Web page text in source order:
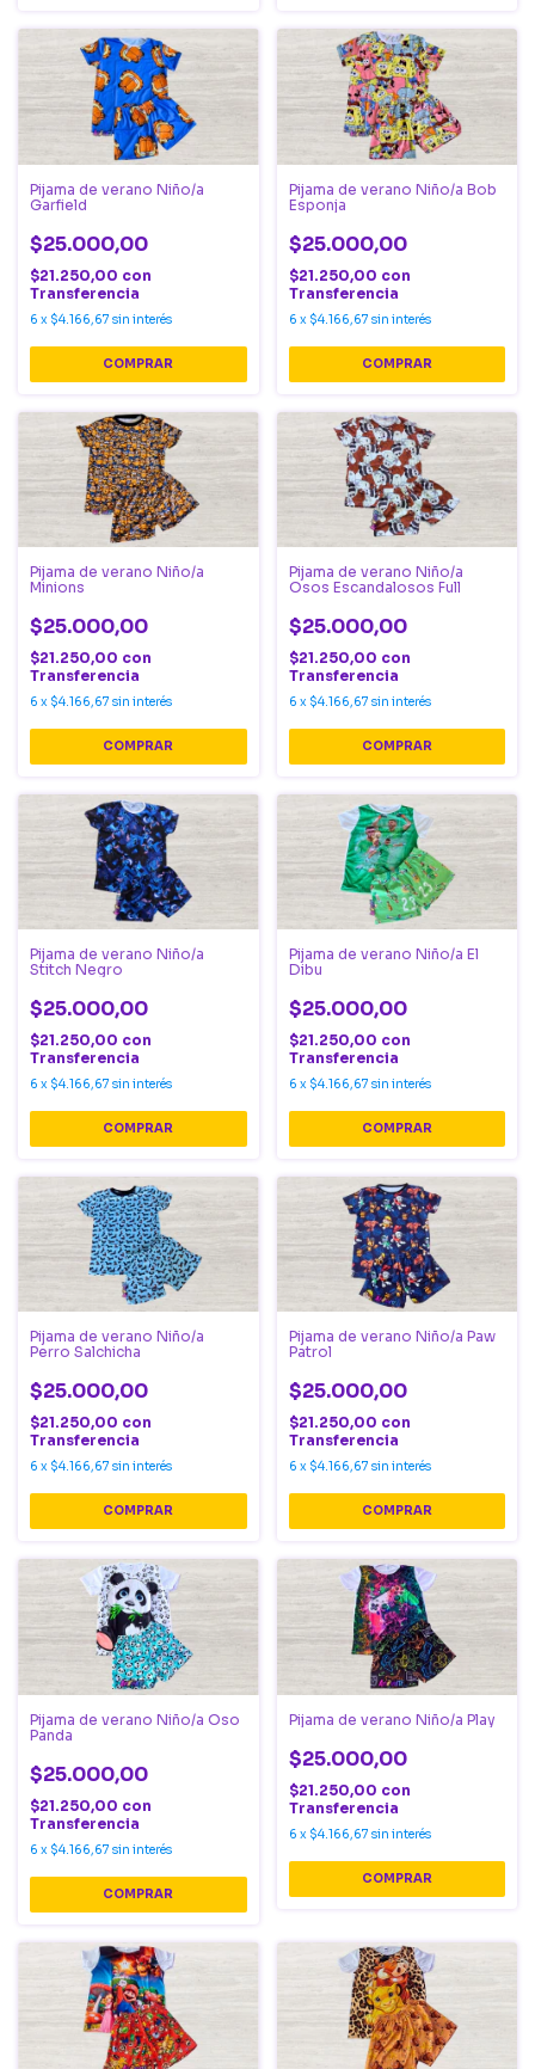
Pijama de verano Niño/a
Garfield
$25.000,00
$21.250,00 con
Transferencia
6 x $4.166,67 sin interés
COMPRAR
Pijama de verano Niño/a Bob
Esponja
$25.000,00
$21.250,00 con
Transferencia
6 x $4.166,67 sin interés
COMPRAR
Pijama de verano Niño/a
Minions
$25.000,00
$21.250,00 con
Transferencia
6 x $4.166,67 sin interés
COMPRAR
Pijama de verano Niño/a
Osos Escandalosos Full
$25.000,00
$21.250,00 con
Transferencia
6 x $4.166,67 sin interés
COMPRAR
Pijama de verano Niño/a
Stitch Negro
$25.000,00
$21.250,00 con
Transferencia
6 x $4.166,67 sin interés
COMPRAR
Pijama de verano Niño/a El
Dibu
$25.000,00
$21.250,00 con
Transferencia
6 x $4.166,67 sin interés
COMPRAR
Pijama de verano Niño/a
Perro Salchicha
$25.000,00
$21.250,00 con
Transferencia
6 x $4.166,67 sin interés
COMPRAR
Pijama de verano Niño/a Paw
Patrol
$25.000,00
$21.250,00 con
Transferencia
6 x $4.166,67 sin interés
COMPRAR
Pijama de verano Niño/a Oso
Panda
$25.000,00
$21.250,00 con
Transferencia
6 x $4.166,67 sin interés
COMPRAR
Pijama de verano Niño/a Play
$25.000,00
$21.250,00 con
Transferencia
6 x $4.166,67 sin interés
COMPRAR